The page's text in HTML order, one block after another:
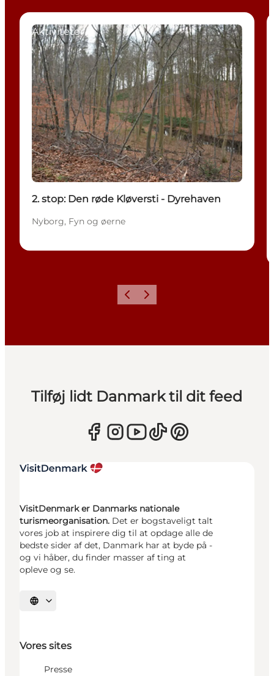
Aktiviteter
2. stop: Den røde Kløversti - Dyrehaven
Nyborg, Fyn og øerne
ForrigeNæste
Tilføj lidt Danmark til dit feed
VisitDenmark er Danmarks nationale
turismeorganisation. Det er bogstaveligt talt
vores job at inspirere dig til at opdage alle de
bedste sider af det, Danmark har at byde på -
og vi håber, du finder masser af ting at
opleve og se.
Vælg sprog
Vores sites
Presse